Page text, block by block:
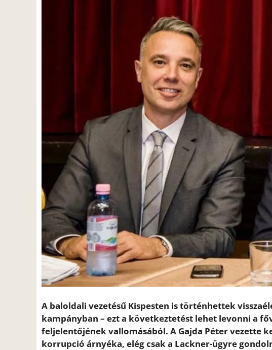
A baloldali vezetésű Kispesten is történhettek
kampányban – ezt a következtetést lehet levonni a
feljelentőjének vallomásából. A Gajda Péter vezette
korrupció árnyéka, elég csak a Lackner-ügyre